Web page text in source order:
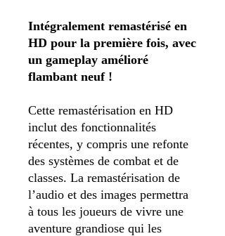
Intégralement remastérisé en
HD pour la première fois, avec
un gameplay amélioré
flambant neuf !
Cette remastérisation en HD
inclut des fonctionnalités
récentes, y compris une refonte
des systèmes de combat et de
classes. La remastérisation de
l’audio et des images permettra
à tous les joueurs de vivre une
aventure grandiose qui les